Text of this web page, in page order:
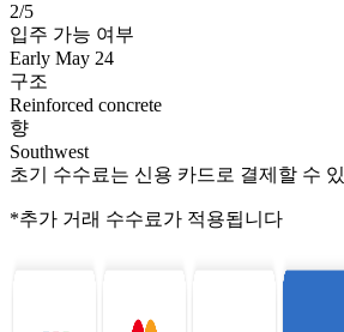
2/5
입주 가능 여부
Early May 24
구조
Reinforced concrete
향
Southwest
초기 수수료는 신용 카드로 결제할 수
*추가 거래 수수료가 적용됩니다